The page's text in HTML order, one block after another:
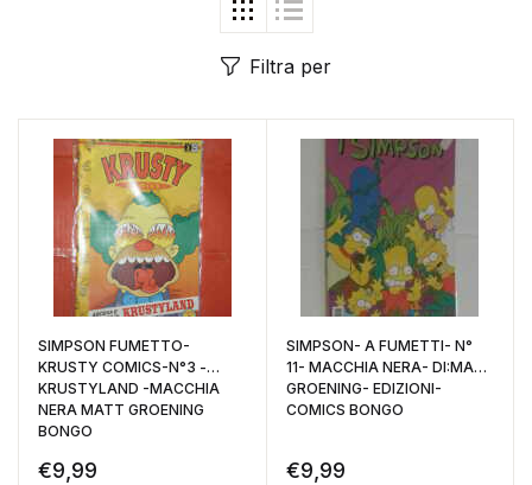
Filtra per
SIMPSON FUMETTO-
KRUSTY COMICS-N°3 -
KRUSTYLAND -MACCHIA
NERA MATT GROENING
BONGO
€9,99
SIMPSON- A FUMETTI- N°
11- MACCHIA NERA- DI:MATT
GROENING- EDIZIONI-
COMICS BONGO
€9,99